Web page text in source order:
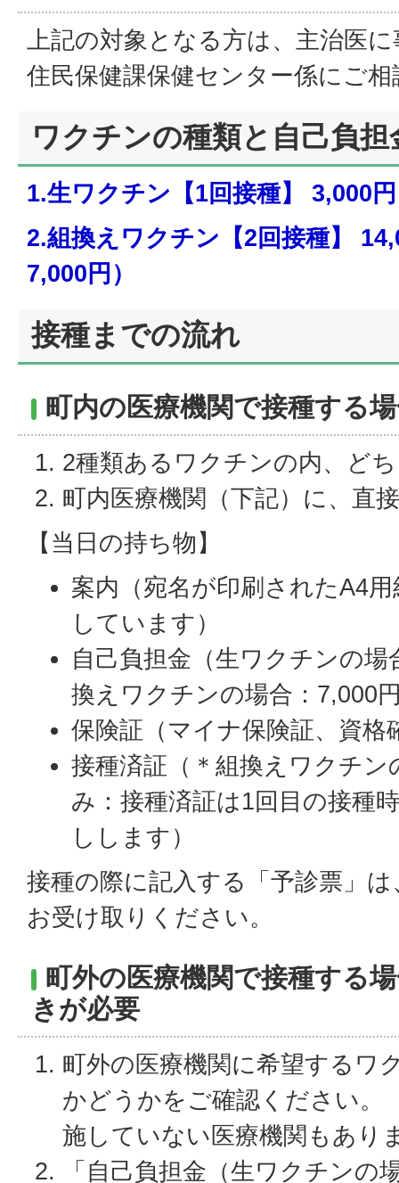
上記の対象となる方は、主治医
住民保健課保健センター係にご
ワクチンの種類と自己負担
1.生ワクチン【1回接種】 3,000円
2.組換えワクチン【2回接種】
7,000円）
接種までの流れ
町内の医療機関で接種する
2種類あるワクチンの内、ど
町内医療機関（下記）に、直
【当日の持ち物】
案内（宛名が印刷されたA4
しています）
自己負担金（生ワクチンの場
換えワクチンの場合：7,000
保険証（マイナ保険証、資格
接種済証（＊組換えワクチン
み：接種済証は1回目の接種
しします）
接種の際に記入する「予診票」
お受け取りください。
町外の医療機関で接種する
きが必要
町外の医療機関に希望するワ
かどうかをご確認ください。
施していない医療機関もあり
「自己負担金（生ワクチンの